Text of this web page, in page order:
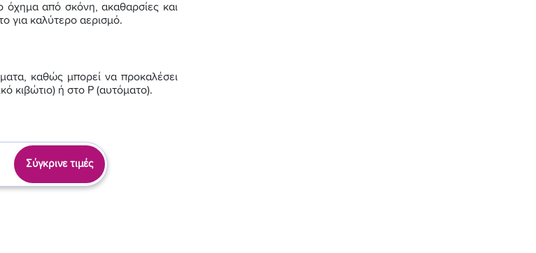
όχημα από σκόνη, ακαθαρσίες και
για καλύτερο αερισμό.
καθώς μπορεί να προκαλέσει
κιβώτιο) ή στο P (αυτόματο).
Σύγκρινε τιμές